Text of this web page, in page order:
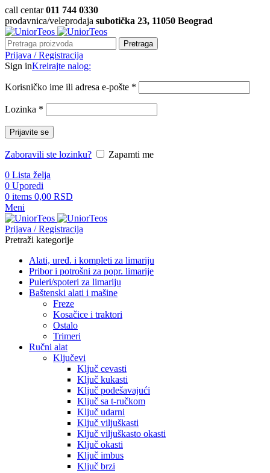
call centar011 744 0330
prodavnica/veleprodaja subotička 23, 11050 Beograd
Pretraga
Prijava / Registracija
Sign inKreirajte nalog:
Korisničko ime ili adresa e-pošte *
Lozinka *
Prijavite se
Zaboravili ste lozinku?
Zapamti me
0 Lista želja
0 Uporedi
0 items 0,00 RSD
Meni
Prijava / Registracija
Pretraži kategorije
Alati, uređ. i kompleti za limariju
Pribor i potrošni za popr. limarije
Puleri/spoteri za limariju
Baštenski alati i mašine
Freze
Kosačice i traktori
Ostalo
Trimeri
Ručni alat
Ključevi
Ključ cevasti
Ključ kukasti
Ključ podešavajući
Ključ sa t-ručkom
Ključ udarni
Ključ viljuškasti
Ključ viljuškasto okasti
Ključ okasti
Ključ imbus
Ključ brzi